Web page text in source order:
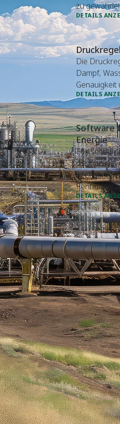
zu
DETAILS
Die
Dampf,
Genauigkeit
DETAILS
Software
Energie
die
intelligenten
Rentabilität
DETAILS